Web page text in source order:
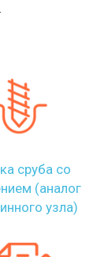
сруба со
(аналог
узла)